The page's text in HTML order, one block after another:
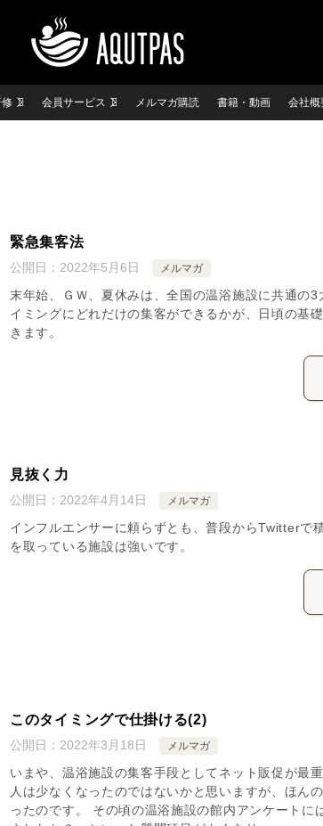
会員サービス メルマガ購読 書籍・動画 会社概
緊急集客法
公開日： 2022年5月6日 メルマガ
末年始、ＧＷ、夏休みは、全国の温浴施設に共通の3
イミングにどれだけの集客ができるかが、日頃の基
きます。
見抜く力
公開日： 2022年4月14日 メルマガ
インフルエンサーに頼らずとも、普段からTwitterで
を取っている施設は強いです。
このタイミングで仕掛ける(2)
公開日： 2022年3月18日 メルマガ
いまや、温浴施設の集客手段としてネット販促が最
人は少なくなったのではないかと思いますが、ほん
ったのです。 その頃の温浴施設の館内アンケートに